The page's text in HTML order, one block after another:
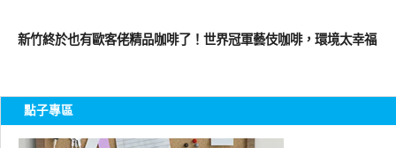
新竹終於也有歐客佬精品咖啡了！世界冠軍藝伎咖啡，環境太幸福
點子專區